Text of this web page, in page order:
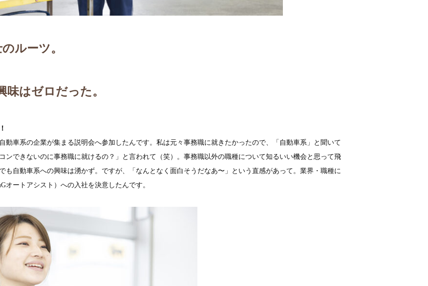
ルーツ。
はゼロだった。
動車系の企業が集まる説明会へ参加したんです。私は元々事務職に就きたかったので、「自動車系」と聞いて
できないのに事務職に就けるの？」と言われて（笑）。事務職以外の職種について知るいい機会と思って飛
も自動車系への興味は湧かず。ですが、「なんとなく面白そうだなあ〜」という直感があって。業界・職種に
ートアシスト）への入社を決意したんです。